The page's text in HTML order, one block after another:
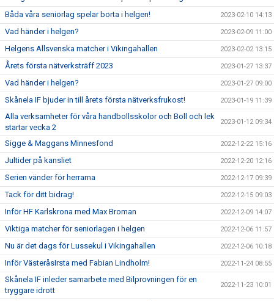
Båda våra seniorlag spelar borta i helgen! 2023-02-10 14:13
Vad händer i helgen? 2023-02-09 11:00
Helgens Allsvenska matcher i Vikingahallen 2023-02-02 13:15
Årets första nätverksträff 2023 2023-01-27 13:37
Vad händer i helgen? 2023-01-27 09:00
Skånela IF bjuder in till årets första nätverksfrukost! 2023-01-19 11:39
Alla verksamheter för våra handbollsskolor och Boll och lek
startar vecka 2
2023-01-12 09:34
Sigge & Maggans Minnesfond 2022-12-22 15:16
Jultider på kansliet 2022-12-20 12:16
Serien vänder för herrarna 2022-12-17 09:39
Tack för ditt bidrag! 2022-12-15 09:03
Inför HF Karlskrona med Max Broman 2022-12-09 14:07
Viktiga matcher för seniorlagen i helgen 2022-12-06 11:57
Nu är det dags för Lussekul i Vikingahallen 2022-12-06 10:18
Inför VästeråsIrsta med Fabian Lindholm! 2022-11-24 08:55
Skånela IF inleder samarbete med Bilprovningen för en
tryggare idrott
2022-11-23 10:01